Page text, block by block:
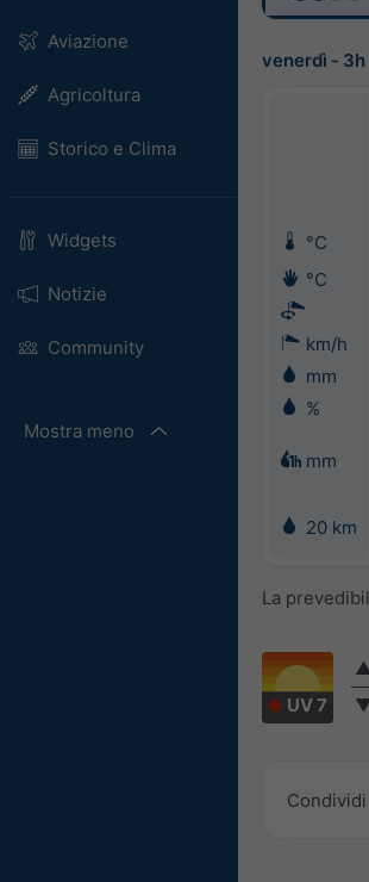
Aviazione
Agricoltura
Storico e Clima
Widgets
Notizie
Community
Mostra meno
venerdì - 3h
°C
°C
km/h
mm
%
mm
20 km
La
UV 7